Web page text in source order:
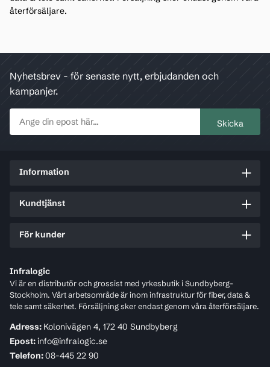
återförsäljare.
Nyhetsbrev - för senaste nytt, erbjudanden och
kampanjer.
Infralogic
Vi är en distributör och grossist med yrkesbutik i Sundbyberg-
Stockholm. Vårt arbetsområde är inom infrastruktur för fiber, data &
tele samt säkerhet. Försäljning sker endast genom våra återförsäljare.
Adress: Kolonivägen 4, 172 40 Sundbyberg
Epost:info@infralogic.se
Telefon:08-445 22 90
Information
Kundtjänst
För kunder